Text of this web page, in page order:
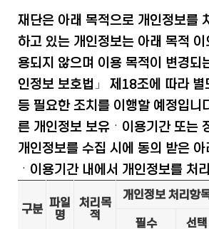
재단은 아래 목적으로 개인정보를
하고 있는 개인정보는 아래 목적
용되지 않으며 이용 목적이 변경되
인정보 보호법」 제18조에 따라 별
등 필요한 조치를 이행할 예정입니
른 개인정보 보유ㆍ이용기간 또는
개인정보를 수집 시에 동의 받은
ㆍ이용기간 내에서 개인정보를 처
구분
파일
명
처리목
적
개인정보 처리항
필수 선택